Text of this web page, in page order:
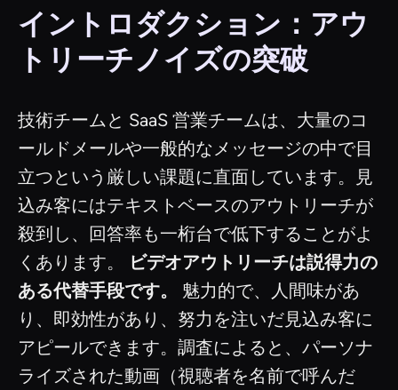
イントロダクション：アウ
トリーチノイズの突破
技術チームと SaaS 営業チームは、大量のコ
ールドメールや一般的なメッセージの中で目
立つという厳しい課題に直面しています。見
込み客にはテキストベースのアウトリーチが
殺到し、回答率も一桁台で低下することがよ
くあります。
ビデオアウトリーチは説得力の
ある代替手段です。
魅力的で、人間味があ
り、即効性があり、努力を注いだ見込み客に
アピールできます。調査によると、パーソナ
ライズされた動画（視聴者を名前で呼んだ